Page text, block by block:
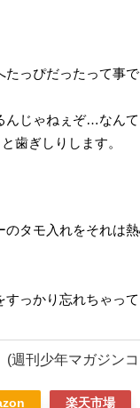
っぴだったって事
じゃねぇぞ…なん
歯ぎしりします。
タモ入れをそれは
っかり忘れちゃって
(週刊少年マガジン
楽天市場